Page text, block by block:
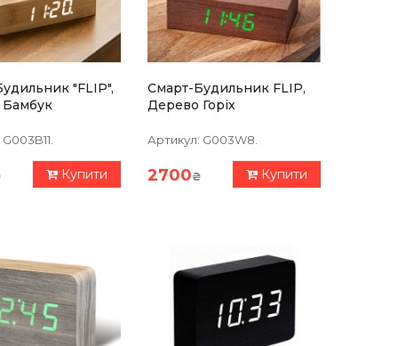
"FLIP",
G003B11.
Купити
Смарт-Будильник FLIP,
Дерево Горіх
Артикул: G003W8.
2700₴ Купити